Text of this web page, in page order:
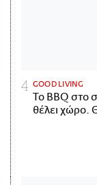
GOOD LIVING
Το BBQ στο
θέλει χώρο.